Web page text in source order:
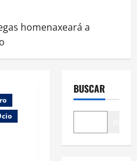
homenaxeará a
BUSCAR